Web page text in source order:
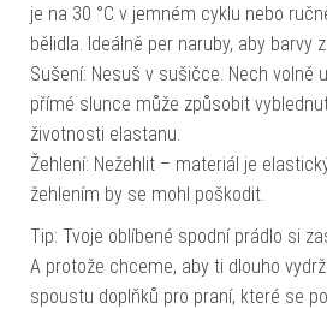
je na 30 °C v jemném cyklu nebo
bělidla. Ideálně per naruby, aby barvy
Sušení: Nesuš v sušičce. Nech volně
přímé slunce může způsobit
životnosti elastanu.
Žehlení: Nežehlit – materiál je
žehlením by se mohl poškodit.
Tip: Tvoje oblíbené spodní prádlo si
A protože chceme, aby ti dlouho
spoustu doplňků pro praní, které se